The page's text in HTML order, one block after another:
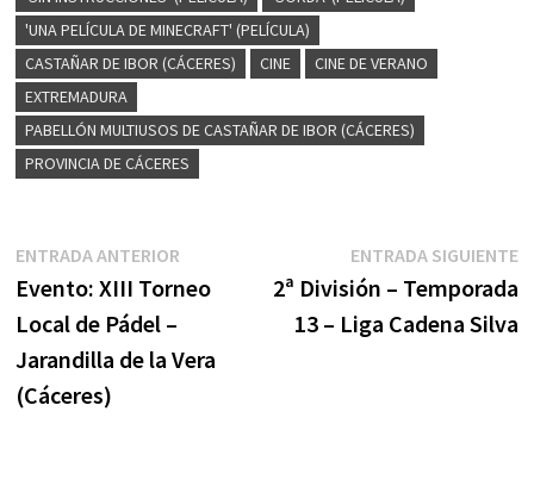
'UNA PELÍCULA DE MINECRAFT' (PELÍCULA)
CASTAÑAR DE IBOR (CÁCERES)
CINE
CINE DE VERANO
EXTREMADURA
PABELLÓN MULTIUSOS DE CASTAÑAR DE IBOR (CÁCERES)
PROVINCIA DE CÁCERES
Navegación
de
entradas
ENTRADA ANTERIOREntrada
anterior:
Evento: XIII Torneo
Local de Pádel –
Jarandilla de la Vera
(Cáceres)
ENTRADA SIGUIENTE
2ª División – Temporada
13 – Liga Cadena Silva